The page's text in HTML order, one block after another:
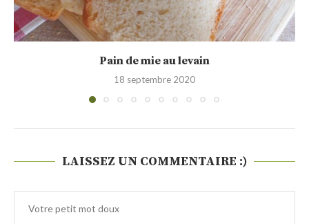
Pain à la farine d’épeautre et au levain...
26 avril 2020
LAISSEZ UN COMMENTAIRE :)